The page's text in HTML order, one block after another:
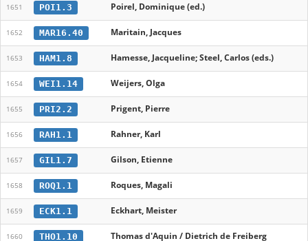
1651 POI1.3 Poirel, Dominique (ed.)
1652 MAR16.40 Maritain, Jacques
1653 HAM1.8 Hamesse, Jacqueline; Steel, Carlos (eds.)
1654 WEI1.14 Weijers, Olga
1655 PRI2.2 Prigent, Pierre
1656 RAH1.1 Rahner, Karl
1657 GIL1.7 Gilson, Etienne
1658 ROQ1.1 Roques, Magali
1659 ECK1.1 Eckhart, Meister
1660 THO1.10 Thomas d'Aquin / Dietrich de Freiberg